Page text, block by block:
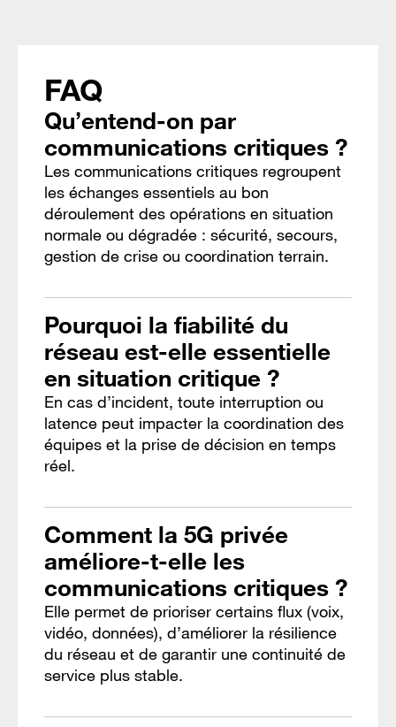
FAQ
Qu’entend-on par
communications critiques ?
Les communications critiques regroupent
les échanges essentiels au bon
déroulement des opérations en situation
normale ou dégradée : sécurité, secours,
gestion de crise ou coordination terrain.
Pourquoi la fiabilité du
réseau est-elle essentielle
en situation critique ?
En cas d’incident, toute interruption ou
latence peut impacter la coordination des
équipes et la prise de décision en temps
réel.
Comment la 5G privée
améliore-t-elle les
communications critiques ?
Elle permet de prioriser certains flux (voix,
vidéo, données), d’améliorer la résilience
du réseau et de garantir une continuité de
service plus stable.